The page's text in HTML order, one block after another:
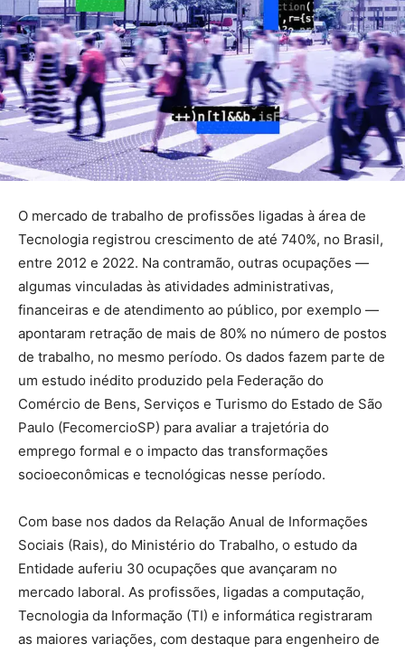
O mercado de trabalho de profissões ligadas à área de
Tecnologia registrou crescimento de até 740%, no Brasil,
entre 2012 e 2022. Na contramão, outras ocupações —
algumas vinculadas às atividades administrativas,
financeiras e de atendimento ao público, por exemplo —
apontaram retração de mais de 80% no número de postos
de trabalho, no mesmo período. Os dados fazem parte de
um estudo inédito produzido pela Federação do
Comércio de Bens, Serviços e Turismo do Estado de São
Paulo (FecomercioSP) para avaliar a trajetória do
emprego formal e o impacto das transformações
socioeconômicas e tecnológicas nesse período.
Com base nos dados da Relação Anual de Informações
Sociais (Rais), do Ministério do Trabalho, o estudo da
Entidade auferiu 30 ocupações que avançaram no
mercado laboral. As profissões, ligadas a computação,
Tecnologia da Informação (TI) e informática registraram
as maiores variações, com destaque para engenheiro de